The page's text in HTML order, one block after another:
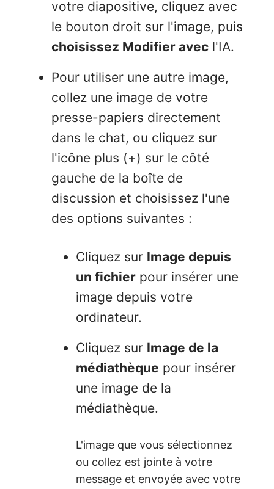
votre diapositive, cliquez avec
le bouton droit sur l'image, puis
choisissez Modifier avec l'IA.
Pour utiliser une autre image,
collez une image de votre
presse-papiers directement
dans le chat, ou cliquez sur
l'icône plus (+) sur le côté
gauche de la boîte de
discussion et choisissez l'une
des options suivantes :
Cliquez sur Image depuis
un fichier pour insérer une
image depuis votre
ordinateur.
Cliquez sur Image de la
médiathèque pour insérer
une image de la
médiathèque.
L'image que vous sélectionnez
ou collez est jointe à votre
message et envoyée avec votre